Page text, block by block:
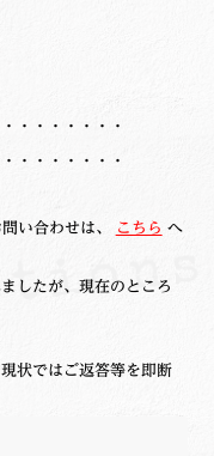
・・・・・・・
・・・・・・・
い合わせは、 こちら へ
したが、現在のところ
状ではご返答等を即断